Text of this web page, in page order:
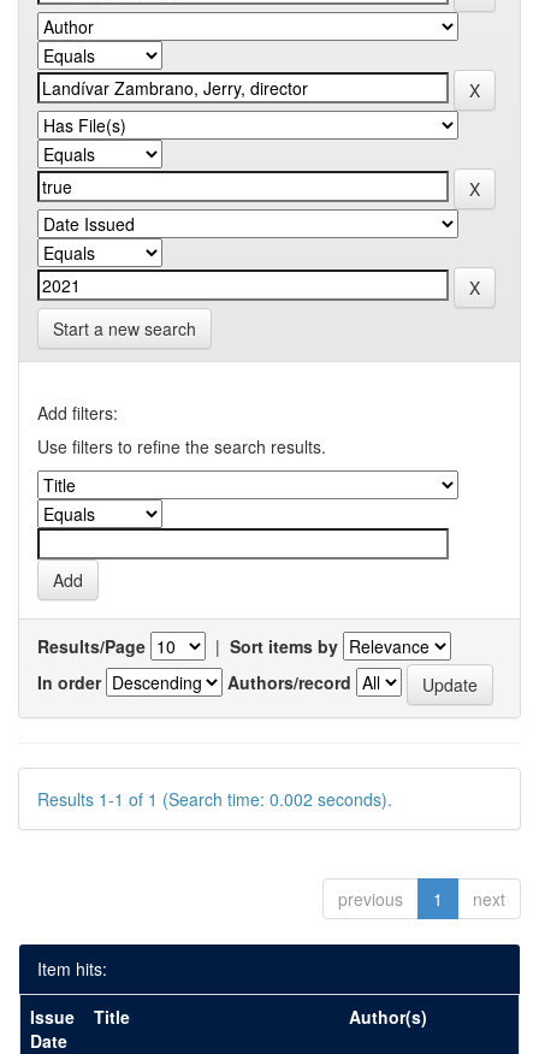
Start a new search
Add filters:
Use filters to refine the search results.
Results/Page | Sort items by
In order
Authors/record
Results 1-1 of 1 (Search time: 0.002 seconds).
previous 1 next
Item hits:
Issue
Date
Title Author(s)